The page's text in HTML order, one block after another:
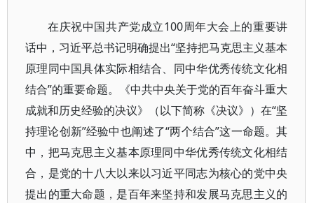
在庆祝中国共产党成立100周年大会上的重要讲
话中，习近平总书记明确提出“坚持把马克思主义基本
原理同中国具体实际相结合、同中华优秀传统文化相
结合”的重要命题。《中共中央关于党的百年奋斗重大
成就和历史经验的决议》（以下简称《决议》）在“坚
持理论创新”经验中也阐述了“两个结合”这一命题。其
中，把马克思主义基本原理同中华优秀传统文化相结
合，是党的十八大以来以习近平同志为核心的党中央
提出的重大命题，是百年来坚持和发展马克思主义的